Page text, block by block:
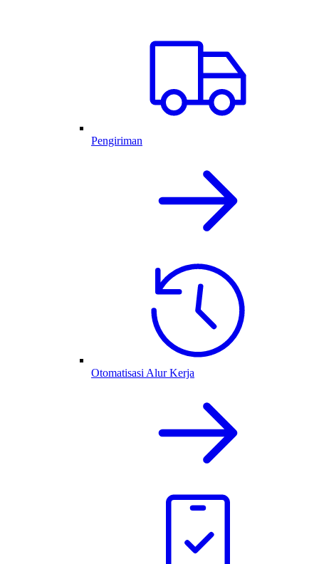
Pengiriman
Otomatisasi Alur Kerja